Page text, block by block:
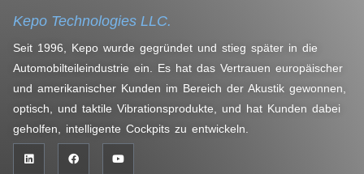
Kepo Technologies LLC.
Seit 1996, Kepo wurde gegründet und stieg später in die
Automobilteileindustrie ein. Es hat das Vertrauen europäischer
und amerikanischer Kunden im Bereich der Akustik gewonnen,
optisch, und taktile Vibrationsprodukte, und hat Kunden dabei
geholfen, intelligente Cockpits zu entwickeln.